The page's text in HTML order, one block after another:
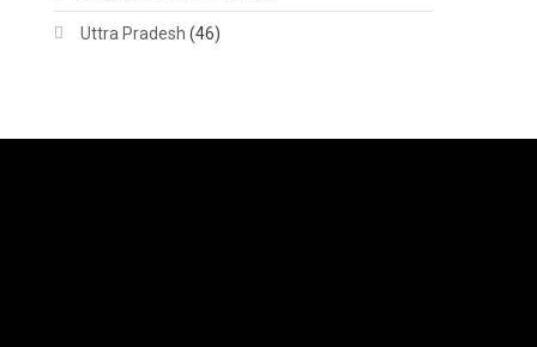
Uttra Pradesh (46)